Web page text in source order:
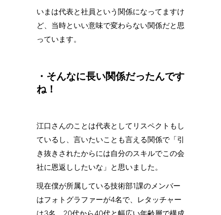
いまは代表と社員という関係になってますけ
ど、当時といい意味で変わらない関係だと思
っています。
・そんなに長い関係だったんです
ね！
江口さんのことは代表としてリスペクトもし
ているし、言いたいことも言える関係で「引
き抜きされたからには自分のスキルでこの会
社に恩返ししたいな」と思いました。
現在僕が所属している技術部1課のメンバー
はフォトグラファーが4名で、レタッチャー